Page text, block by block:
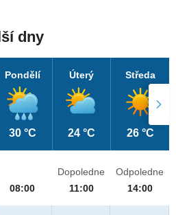
dny
Pondělí
30 °C
Úterý
24 °C
Středa
26 °C
08:00
Dopoledne
11:00
Odpoledne
14:00